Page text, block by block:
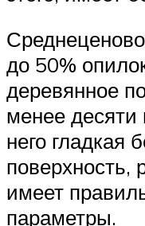
до 50%
деревянное
менее десяти
него гладкая
поверхность,
имеет
параметры.